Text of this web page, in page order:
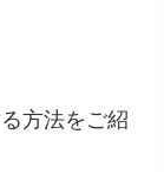
方法をご紹